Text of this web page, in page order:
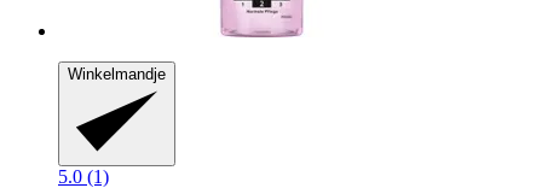
Winkelmandje
5.0 (1)